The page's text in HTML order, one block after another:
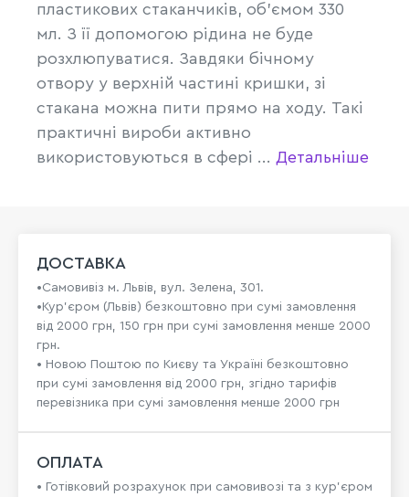
пластикових стаканчиків, об'ємом 330
мл. З її допомогою рідина не буде
розхлюпуватися. Завдяки бічному
отвору у верхній частині кришки, зі
стакана можна пити прямо на ходу. Такі
практичні вироби активно
використовуються в сфері ... Детальніше
ДОСТАВКА
•Самовивіз м. Львів, вул. Зелена, 301.
•Кур'єром (Львів) безкоштовно при сумі замовлення
від 2000 грн, 150 грн при сумі замовлення менше 2000
грн.
• Новою Поштою по Києву та Україні безкоштовно
при сумі замовлення від 2000 грн, згідно тарифів
перевізника при сумі замовлення менше 2000 грн
ОПЛАТА
• Готівковий розрахунок при самовивозі та з кур’єром